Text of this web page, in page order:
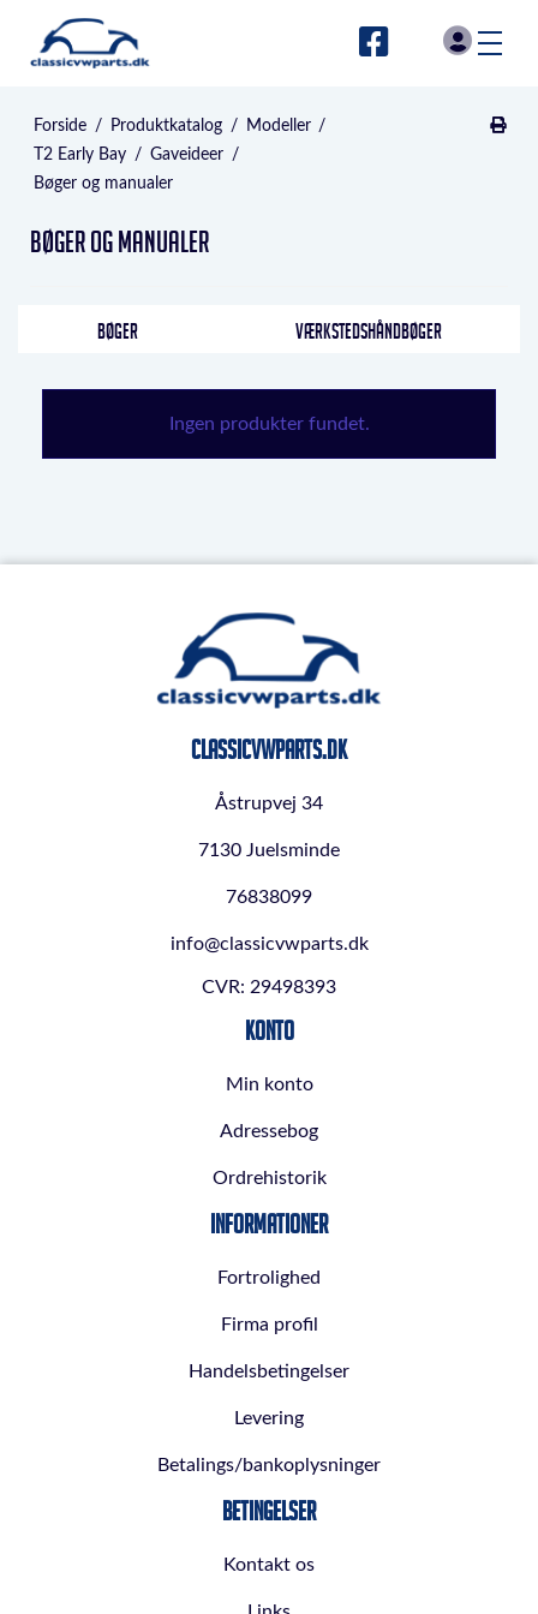
Forside / Produktkatalog / Modeller /
T2 Early Bay / Gaveideer /
Bøger og manualer
Bøger og manualer
BØGER VÆRKSTEDSHÅNDBØGER
Ingen produkter fundet.
ClassicVWParts.dk
Åstrupvej 34
7130 Juelsminde
76838099
info@classicvwparts.dk
CVR: 29498393
Konto
Min konto
Adressebog
Ordrehistorik
Informationer
Fortrolighed
Firma profil
Handelsbetingelser
Levering
Betalings/bankoplysninger
Betingelser
Kontakt os